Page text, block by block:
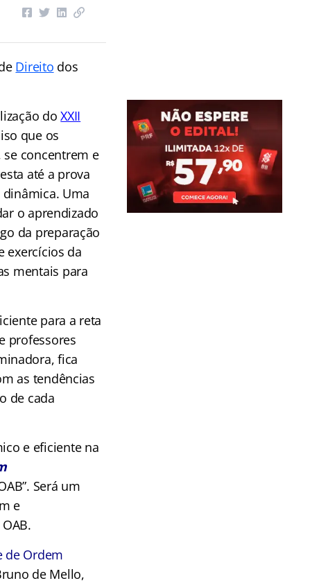
Direito dos
doXXII
que os
concentrem e
até a prova
Uma
o aprendizado
da preparação
exercícios da
mentais para
para a reta
professores
fica
as tendências
de cada
e eficiente na
Será um
e
de Ordem
de Mello,